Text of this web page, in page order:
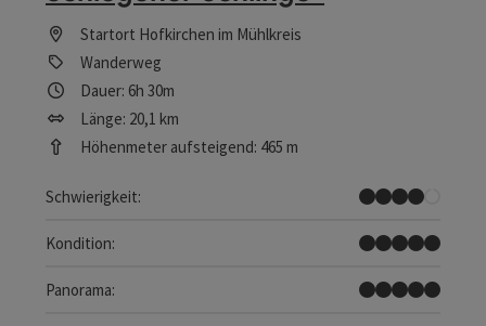
Startort Hofkirchen im Mühlkreis
Wanderweg
Dauer: 6h 30m
Länge: 20,1 km
Höhenmeter aufsteigend: 465 m
Schwierigkeit:
Schwer
Kondition:
Sehr schwer
Panorama:
Traumtour